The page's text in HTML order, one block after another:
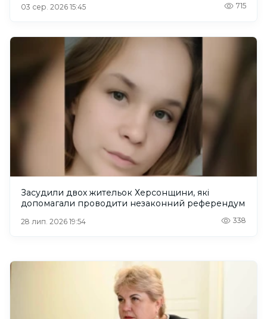
03 сер. 2026 15:45 715
Засудили двох жительок Херсонщини, які
допомагали проводити незаконний референдум
28 лип. 2026 19:54 338